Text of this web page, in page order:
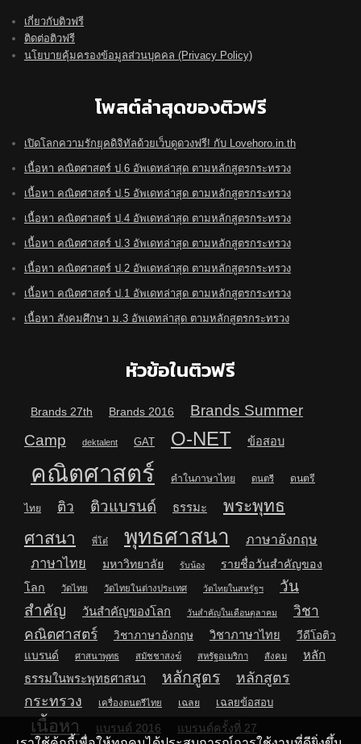
เกี่ยวกับติวฟรี
ติดต่อติวฟรี
นโยบายคุ้มครองข้อมูลส่วนบุคคล (Privacy Policy)
โพสต์ล่าสุดของติวฟรี
เปิดโลกความรักยุคดิจิทัลด้วยเว็บดูดวงฟรี! กับ Lovehoro.in.th
เนื้อหา คณิตศาสตร์ ป.6 อัพเดทล่าสุด ตามหลักสูตรกระทรวง
เนื้อหา คณิตศาสตร์ ป.5 อัพเดทล่าสุด ตามหลักสูตรกระทรวง
เนื้อหา คณิตศาสตร์ ป.4 อัพเดทล่าสุด ตามหลักสูตรกระทรวง
เนื้อหา คณิตศาสตร์ ป.3 อัพเดทล่าสุด ตามหลักสูตรกระทรวง
เนื้อหา คณิตศาสตร์ ป.2 อัพเดทล่าสุด ตามหลักสูตรกระทรวง
เนื้อหา คณิตศาสตร์ ป.1 อัพเดทล่าสุด ตามหลักสูตรกระทรวง
เนื้อหา สังคมศึกษา ม.3 อัพเดทล่าสุด ตามหลักสูตรกระทรวง
หัวข้อในติวฟรี
Brands 27th Brands 2016
Brands Summer
Camp
dektalent GAT O-NET ข้อสอบ
คณิตศาสตร์ คำในภาษาไทย ดนตรี ดนตรี
ไทย ติว ติวแบรนด์ ธรรมะ
พระพุทธ
ศาสนา
พี่โต๋ พุทธศาสนา ภาษาอังกฤษ
ภาษาไทย มหาวิทยาลัย รับน้อง
รายชื่อวันสำคัญของ
โลก
วัดไทย วัดไทยในต่างประเทศ วัดไทยในสหรัฐฯ
วัน
สำคัญ
วันสำคัญของโลก วันสำคัญในเดือนตุลาคม
วิชา
คณิตศาสตร์
วิชาภาษาอังกฤษ วิชาภาษาไทย
วีดีโอติว
แบรนด์
ศาสนาพุทธ สมัชชาสงฆ์ สหรัฐอเมริกา สังคม
หลัก
ธรรมในพระพุทธศาสนา
หลักสูตร
หลักสูตร
กระทรวง
เครื่องดนตรีไทย เฉลย เฉลยข้อสอบ
เนื้อหา แบรนด์ 2016 แบรนด์ครั้งที่ 27